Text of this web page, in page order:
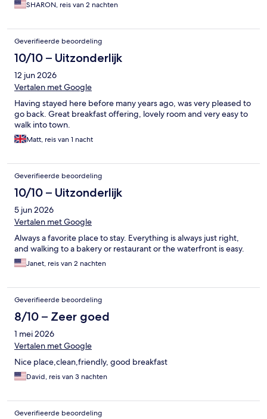
SHARON, reis van 2 nachten
Geverifieerde beoordeling
10/10 – Uitzonderlijk
12 jun 2026
Vertalen met Google
Having stayed here before many years ago, was very pleased to
go back. Great breakfast offering, lovely room and very easy to
walk into town.
Matt, reis van 1 nacht
Geverifieerde beoordeling
10/10 – Uitzonderlijk
5 jun 2026
Vertalen met Google
Always a favorite place to stay. Everything is always just right,
and walking to a bakery or restaurant or the waterfront is easy.
Janet, reis van 2 nachten
Geverifieerde beoordeling
8/10 – Zeer goed
1 mei 2026
Vertalen met Google
Nice place,clean,friendly, good breakfast
David, reis van 3 nachten
Geverifieerde beoordeling